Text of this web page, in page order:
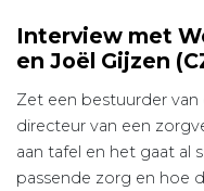
Interview met
en Joël Gijzen
Zet een bestuurder
directeur van een
aan tafel en het gaat al
passende zorg en hoe